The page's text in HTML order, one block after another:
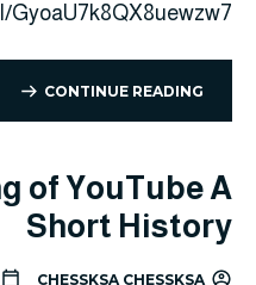
GyoaU7k8QX8uewzw7
CONTINUE READING
of YouTube A
Short History
CHESSKSA CHESSKSA